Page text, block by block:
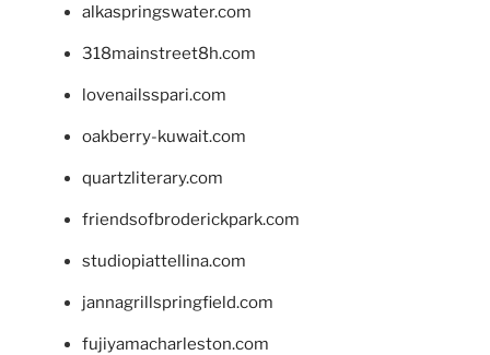
alkaspringswater.com
318mainstreet8h.com
lovenailsspari.com
oakberry-kuwait.com
quartzliterary.com
friendsofbroderickpark.com
studiopiattellina.com
jannagrillspringfield.com
fujiyamacharleston.com